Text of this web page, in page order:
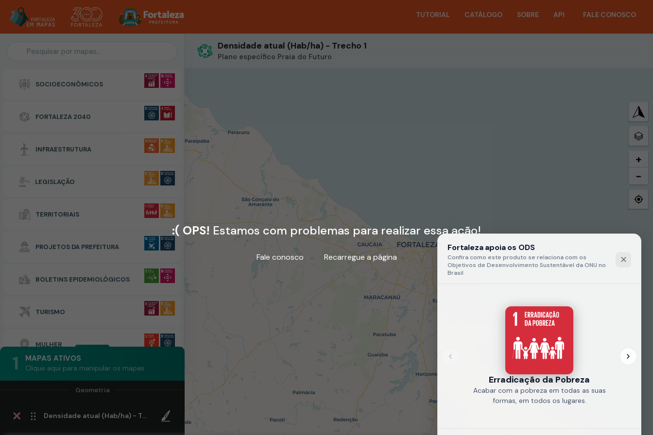
TUTORIAL CATÁLOGO SOBRE API FALE CONOSCO
:( OPS! Estamos com problemas para realizar essa ação!
Fale conosco Recarregue a página
SOCIOECONÔMICOS
FORTALEZA 2040
INFRAESTRUTURA
LEGISLAÇÃO
TERRITORIAIS
PROJETOS DA PREFEITURA
BOLETINS EPIDEMIOLÓGICOS
TURISMO
MULHER
1 MAPAS ATIVOS
Clique aqui para manipular os mapas
Densidade atual (Hab/ha) - Trecho 1
Personalização do Mapa
Zonas Especiais de Interesse Social
Densidade atual (Hab/ha) - Trecho 1
Plano específico Praia do Futuro
+
−